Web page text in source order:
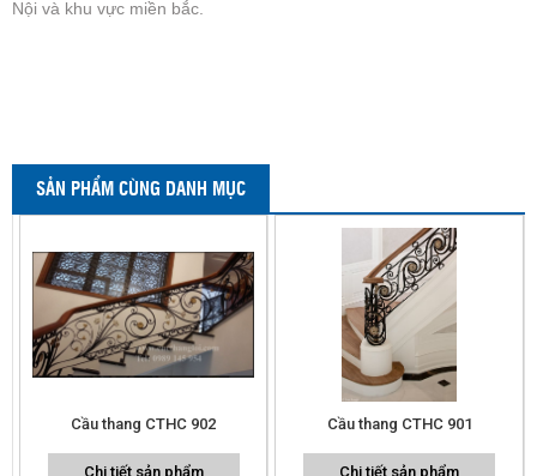
Nội và khu vực miền bắc.
SẢN PHẨM CÙNG DANH MỤC
Cầu thang CTHC 902
Chi tiết sản phẩm
Cầu thang CTHC 901
Chi tiết sản phẩm